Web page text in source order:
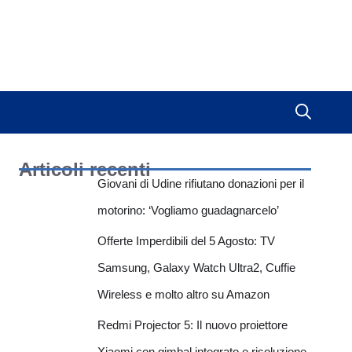
Articoli recenti
Giovani di Udine rifiutano donazioni per il
motorino: ‘Vogliamo guadagnarcelo’
Offerte Imperdibili del 5 Agosto: TV
Samsung, Galaxy Watch Ultra2, Cuffie
Wireless e molto altro su Amazon
Redmi Projector 5: Il nuovo proiettore